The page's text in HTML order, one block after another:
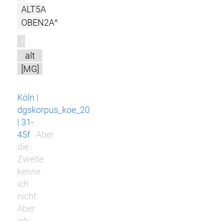
ALT5A
OBEN2A^
m
alt
[MG]
Köln |
dgskorpus_koe_20
| 31-
45f
Aber
die
Zweite
kenne
ich
nicht.
Aber